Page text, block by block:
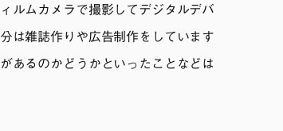
ルムカメラで撮影してデジタルデバ
は雑誌作りや広告制作をしています
あるのかどうかといったことなどは